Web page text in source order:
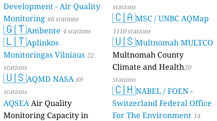
Development - Air Quality
Monitoring 66 stations
🇬🇹Ambente 4 stations
🇱🇹Aplinkos
Monitoringas Vilniaus 22
stations
🇺🇸AQMD NASA 69
stations
AQSEAAir Quality
Monitoring Capacity in
stations
🇨🇦MSC / UNBC AQMap
1110 stations
🇺🇸Multnomah MULTCO
Multnomah County
Climate and Health20
stations
🇨🇭NABEL / FOEN -
Switzerland Federal Office
For The Environment 14